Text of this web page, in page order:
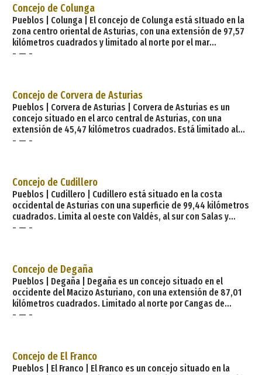
Concejo de Colunga
Pueblos | Colunga | El concejo de Colunga está sItuado en la
zona centro oriental de Asturias, con una extensión de 97,57
kilómetros cuadrados y limitado al norte por el mar
Cantábrico, al sur por Parres y Piloña, al este por Caravia y al
que va
- — -
Concejo de Corvera de Asturias
Pueblos | Corvera de Asturias | Corvera de Asturias es un
concejo situado en el arco central de Asturias, con una
extensión de 45,47 kilómetros cuadrados. Está limitado al
norte por Gozón, al este con Carreño y Gijón, al sur con
de comunicación s
- — -
Concejo de Cudillero
Pueblos | Cudillero | Cudillero está situado en la costa
occidental de Asturias con una superficie de 99,44 kilómetros
cuadrados. Limita al oeste con Valdés, al sur con Salas y
Pravia y al este con Muros de Nalón y Pravia de nuevo. Tiene
capital,
- — -
Concejo de Degaña
Pueblos | Degaña | Degaña es un concejo situado en el
occidente del Macizo Asturiano, con una extensión de 87,01
kilómetros cuadrados. Limitado al norte por Cangas de
Narcea, al sur con la comunidad de Castilla y León y al oeste
161 kilómetros.
- — -
Concejo de El Franco
Pueblos | El Franco | El Franco es un concejo situado en la